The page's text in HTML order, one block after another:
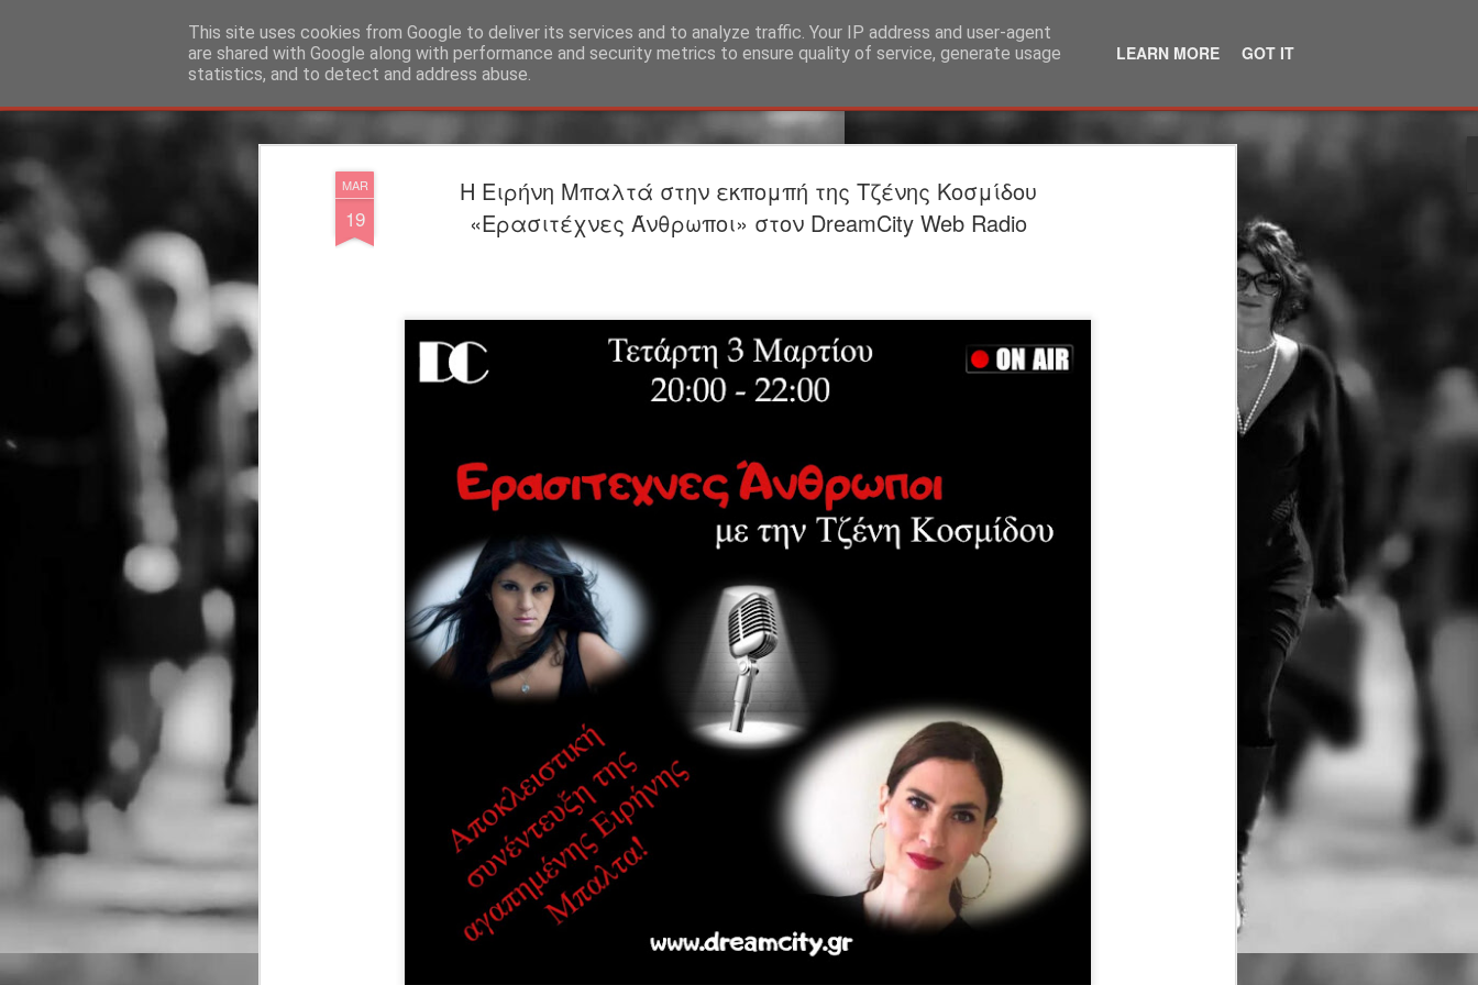
MAR
19
Η Ειρήνη Μπαλτά στην εκπομπή της Τζένης Κοσμίδου
«Ερασιτέχνες Άνθρωποι» στον DreamCity Web Radio
This site uses cookies from Google to deliver its services and to analyze traffic. Your IP address and user-agent
are shared with Google along with performance and security metrics to ensure quality of service, generate usage
statistics, and to detect and address abuse.
LEARN MORE GOT IT
"Ερασιτέχνες Άνθρωποι"
24
Προαναγγελία | 3ος χρόνος |
ΤΟ ΥΠΟΓΕΙΟ | θέατρο
Λίζα: Βασιλίνα Κατερίνη
ΣΥΝΤΕΛΕΣΤEΣ Θεατρική μεταφορά: Μάρω Βαμβουνάκη
Φωτισμοί: Στέργιος Ιωάννου Σκηνικά - Κοστούμια: Δρώμενων
Τα τραγούδια της παράστασης ερμηνεύει η Ρηνιώ Κουρδάκη
Επικοινωνία: Άντζυ Νομικού (angienomikou@gmail.com
ΤΙΜΕΣ ΕΙΣΙΤΗΡΙΩΝ 16€ Κανονικό 13€ Φοιτητικό/ΑμεΑ/άνω των
65/εκπαιδευτικοί/ανέργων(υποδεικνύοντας στο ταμία την
ταυτότητα ανεργίας) 8€ Ατέλειες 12€ Ειδική προσφορά για
παρέα από 7 ατόμων και άνω
Προπώληση εισιτηρίων : https://www.ticketservices.g